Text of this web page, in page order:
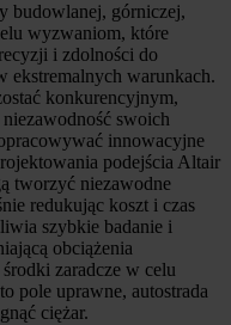
budowlanej, górniczej,
wyzwaniom, które
i zdolności do
ekstremalnych warunkach.
konkurencyjnym,
swoich
innowacyjne
podejścia Altair
tworzyć niezawodne
redukując koszt i czas
szybkie badanie i
obciążenia
zaradcze w celu
pole uprawne, autostrada
ciężar.